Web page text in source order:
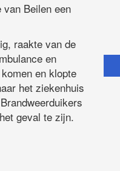
Beilen een
raakte van de
en
en klopte
het ziekenhuis
geval te zijn.